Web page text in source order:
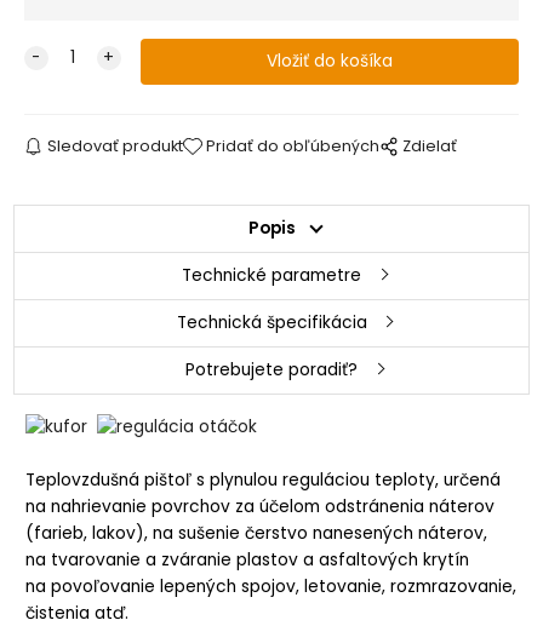
Sledovať produkt Pridať do obľúbených Zdielať
Popis
Technické parametre
Technická špecifikácia
Potrebujete poradiť?
Teplovzdušná pištoľ s plynulou reguláciou teploty, určená
na nahrievanie povrchov za účelom odstránenia náterov
(farieb, lakov), na sušenie čerstvo nanesených náterov,
na tvarovanie a zváranie plastov a asfaltových krytín
na povoľovanie lepených spojov, letovanie, rozmrazovanie,
čistenia atď.